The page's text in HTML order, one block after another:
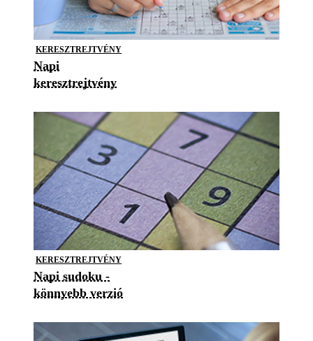
KERESZTREJTVÉNY
Napi
keresztrejtvény
KERESZTREJTVÉNY
Napi sudoku -
könnyebb verzió